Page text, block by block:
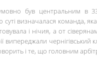
був центральним в
суті визначалася команда,
і нічия, а от
випереджали
і те, що головним